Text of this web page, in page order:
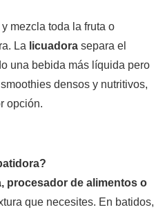
y mezcla toda la fruta o
La licuadora separa el
una bebida más líquida pero
densos y nutritivos,
opción.
procesador de alimentos o
que necesites. En batidos,